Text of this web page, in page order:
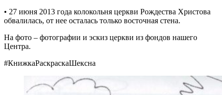
• 27 июня 2013 года колокольня церкви Рождества Христова
обвалилась, от нее осталась только восточная стена.
На фото – фотографии и эскиз церкви из фондов нашего
Центра.
#КнижкаРаскраскаШексна